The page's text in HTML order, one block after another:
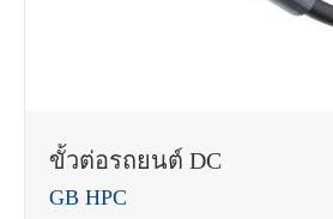
ขั้วต่อรถยนต์ DC
GB HPC